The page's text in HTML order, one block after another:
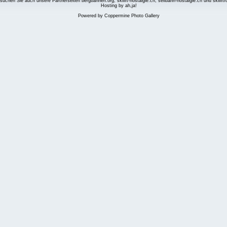
Hosting by ah,ja!
Powered by Coppermine Photo Gallery